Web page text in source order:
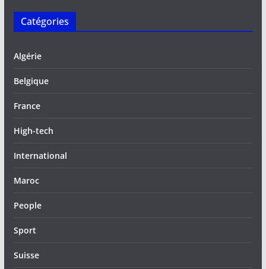
Catégories
Algérie
Belgique
France
High-tech
International
Maroc
People
Sport
Suisse